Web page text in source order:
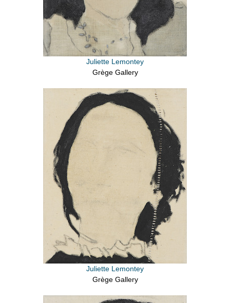
Juliette Lemontey
Grège Gallery
Juliette Lemontey
Grège Gallery